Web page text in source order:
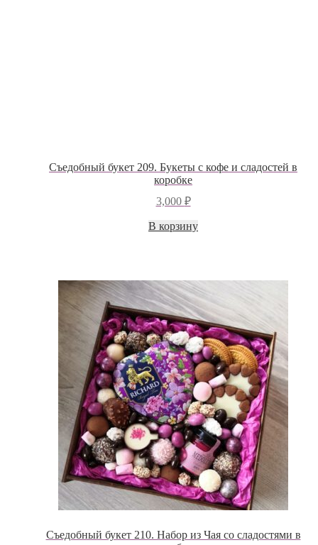
Съедобный букет 209. Букеты с кофе и сладостей в
коробке
3,000 ₽
В корзину
Съедобный букет 210. Набор из Чая со сладостями в